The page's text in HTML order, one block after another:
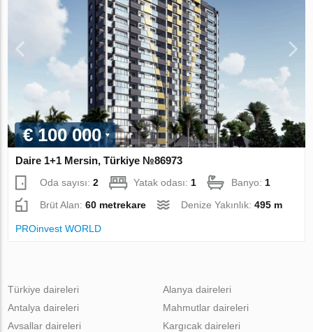
€ 100 000
Daire 1+1 Mersin, Türkiye №86973
Oda sayısı:2 Yatak odası: 1 Banyo: 1
Brüt Alan:60 metrekare Denize Yakınlık:495 m
PROinvest WORLD
Türkiye daireleri
Antalya daireleri
Avsallar daireleri
Alanya daireleri
Mahmutlar daireleri
Kargıcak daireleri